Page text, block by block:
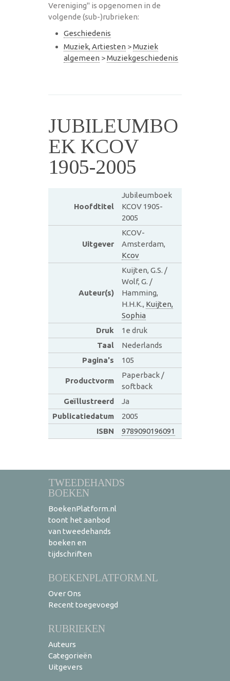
Vereniging" is opgenomen in de
volgende (sub-)rubrieken:
Geschiedenis
Muziek, Artiesten >Muziek
algemeen >Muziekgeschiedenis
JUBILEUMBO
EK KCOV
1905-2005
Hoofdtitel
Jubileumboek
KCOV 1905-
2005
Uitgever
KCOV-
Amsterdam,
Kcov
Auteur(s)
Kuijten, G.S. /
Wolf, G. /
Hamming,
H.H.K., Kuijten,
Sophia
Druk
1e druk
Taal
Nederlands
Pagina's
105
Productvorm
Paperback /
softback
Geïllustreerd
Ja
Publicatiedatum
2005
ISBN
9789090196091
TWEEDEHANDS
BOEKEN
BoekenPlatform.nl
toont het aanbod
van tweedehands
boeken en
tijdschriften
BOEKENPLATFORM.NL
Over Ons
Recent toegevoegd
RUBRIEKEN
Auteurs
Categorieën
Uitgevers